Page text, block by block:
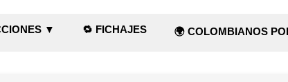
▼ 🔁 FICHAJES 🌍 COLOMBIANOS